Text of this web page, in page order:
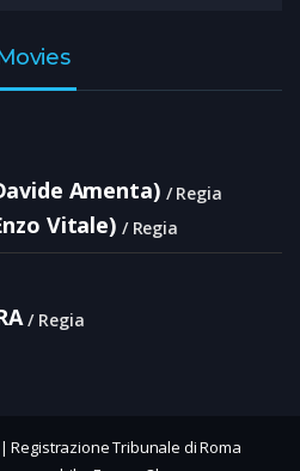
Amenta) Regia
Vitale) Regia
Regia
Registrazione Tribunale di Roma